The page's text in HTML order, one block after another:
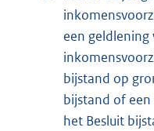
een
bijstand op
bijstand of
het Besluit